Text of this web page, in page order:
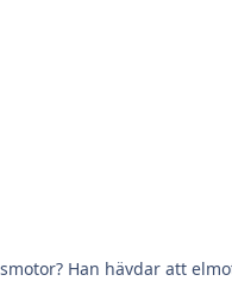
Han hävdar att